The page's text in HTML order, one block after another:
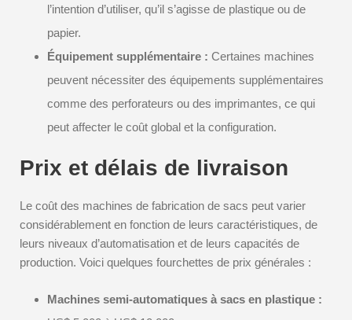
l’intention d’utiliser, qu’il s’agisse de plastique ou de
papier.
Équipement supplémentaire : Certaines machines
peuvent nécessiter des équipements supplémentaires
comme des perforateurs ou des imprimantes, ce qui
peut affecter le coût global et la configuration.
Prix et délais de livraison
Le coût des machines de fabrication de sacs peut varier
considérablement en fonction de leurs caractéristiques, de
leurs niveaux d’automatisation et de leurs capacités de
production. Voici quelques fourchettes de prix générales :
Machines semi-automatiques à sacs en plastique :